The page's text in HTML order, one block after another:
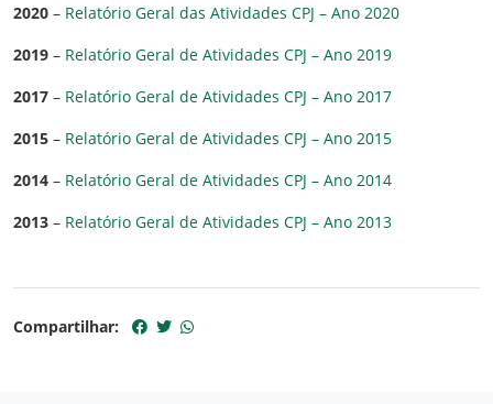
2020 – Relatório Geral das Atividades CPJ – Ano 2020
2019 – Relatório Geral de Atividades CPJ – Ano 2019
2017 – Relatório Geral de Atividades CPJ – Ano 2017
2015 – Relatório Geral de Atividades CPJ – Ano 2015
2014 – Relatório Geral de Atividades CPJ – Ano 2014
2013 – Relatório Geral de Atividades CPJ – Ano 2013
Compartilhar: